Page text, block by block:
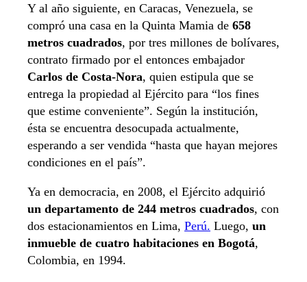
Y al año siguiente, en Caracas, Venezuela, se
compró una casa en la Quinta Mamia de 658
metros cuadrados, por tres millones de bolívares,
contrato firmado por el entonces embajador
Carlos de Costa-Nora, quien estipula que se
entrega la propiedad al Ejército para “los fines
que estime conveniente”. Según la institución,
ésta se encuentra desocupada actualmente,
esperando a ser vendida “hasta que hayan mejores
condiciones en el país”.
Ya en democracia, en 2008, el Ejército adquirió
un departamento de 244 metros cuadrados, con
dos estacionamientos en Lima, Perú. Luego, un
inmueble de cuatro habitaciones en Bogotá,
Colombia, en 1994.